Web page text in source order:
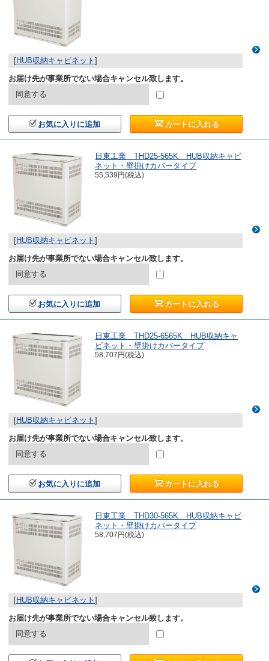
[HUB収納キャビネット ]
お届け先が事業所でない場合キャンセル致します。
同意する
お気に入りに追加 カートに入れる
日東工業 THD25-565K HUB収納キャビ
ネット・壁掛けカバータイプ
55,539円(税込)
[HUB収納キャビネット ]
お届け先が事業所でない場合キャンセル致します。
同意する
お気に入りに追加 カートに入れる
日東工業 THD25-6565K HUB収納キャ
ビネット・壁掛けカバータイプ
58,707円(税込)
[HUB収納キャビネット ]
お届け先が事業所でない場合キャンセル致します。
同意する
お気に入りに追加 カートに入れる
日東工業 THD30-565K HUB収納キャビ
ネット・壁掛けカバータイプ
58,707円(税込)
[HUB収納キャビネット ]
お届け先が事業所でない場合キャンセル致します。
同意する